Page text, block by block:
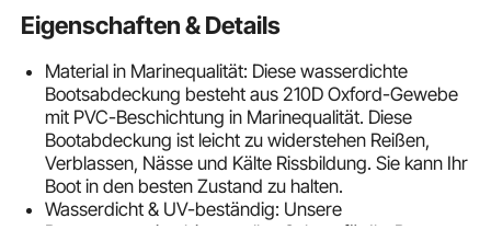
Eigenschaften & Details
Material in Marinequalität: Diese wasserdichte
Bootsabdeckung besteht aus 210D Oxford-Gewebe
mit PVC-Beschichtung in Marinequalität. Diese
Bootabdeckung ist leicht zu widerstehen Reißen,
Verblassen, Nässe und Kälte Rissbildung. Sie kann Ihr
Boot in den besten Zustand zu halten.
Wasserdicht & UV-beständig: Unsere
Bootspersenning bietet vollen Schutz für Ihr Boot an